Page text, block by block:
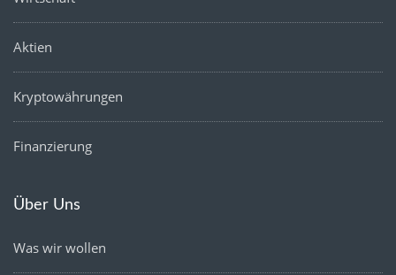
Aktien
Kryptowährungen
Finanzierung
Über Uns
Was wir wollen